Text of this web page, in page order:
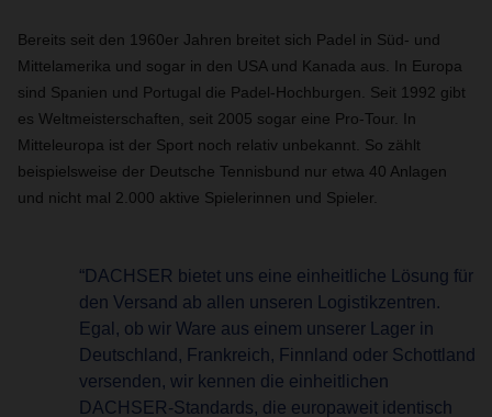
Bereits seit den 1960er Jahren breitet sich Padel in Süd- und
Mittelamerika und sogar in den USA und Kanada aus. In Europa
sind Spanien und Portugal die Padel-Hochburgen. Seit 1992 gibt
es Weltmeisterschaften, seit 2005 sogar eine Pro-Tour. In
Mitteleuropa ist der Sport noch relativ unbekannt. So zählt
beispielsweise der Deutsche Tennisbund nur etwa 40 Anlagen
und nicht mal 2.000 aktive Spielerinnen und Spieler.
“DACHSER bietet uns eine einheitliche Lösung für
den Versand ab allen unseren Logistikzentren.
Egal, ob wir Ware aus einem unserer Lager in
Deutschland, Frankreich, Finnland oder Schottland
versenden, wir kennen die einheitlichen
DACHSER-Standards, die europaweit identisch